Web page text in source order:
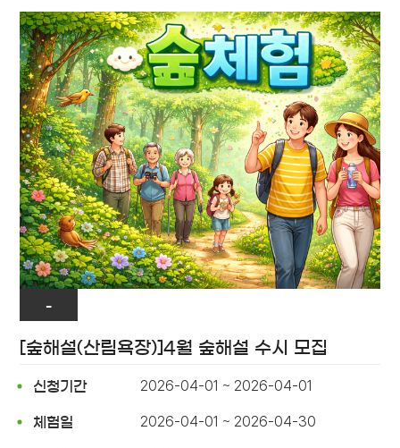
-
[숲해설(산림욕장)]4월 숲해설 수시 모집
신청기간 2026-04-01 ~ 2026-04-01
체험일 2026-04-01 ~ 2026-04-30